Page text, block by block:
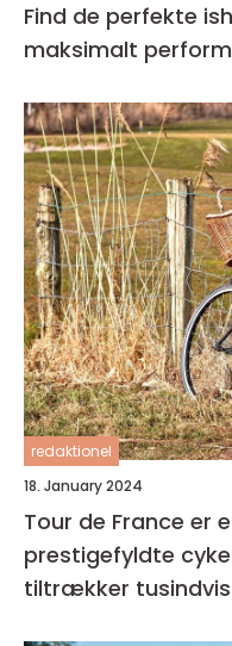
Find de perfekte
maksimalt
redaktionel
18. January 2024
Tour de France er
prestigefyldte
tiltrækker